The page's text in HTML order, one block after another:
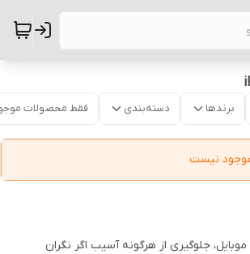
برندها دسته‌بندی فقط محصولات
نیست
جلوگیری از هرگونه آسیب اگر نگران